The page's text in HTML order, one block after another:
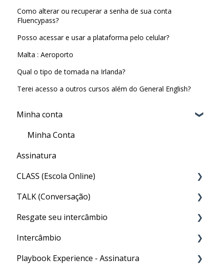
Como alterar ou recuperar a senha de sua conta
Fluencypass?
Posso acessar e usar a plataforma pelo celular?
Malta : Aeroporto
Qual o tipo de tomada na Irlanda?
Terei acesso a outros cursos além do General English?
Minha conta
Minha Conta
Assinatura
CLASS (Escola Online)
Acesso ao CLASS
Conteúdo do CLASS
Meu nível no CLASS
Como fazer as aulas de inglês geral do CLASS
TALK (Conversação)
Por que preciso fazer o TALK?
Aula particular (PRIVATE TALK)
Aula em grupo (GROUP TALK)
Resgate seu intercâmbio
Resgate
Intercâmbio
Matrícula
Playbook Experience - Assinatura